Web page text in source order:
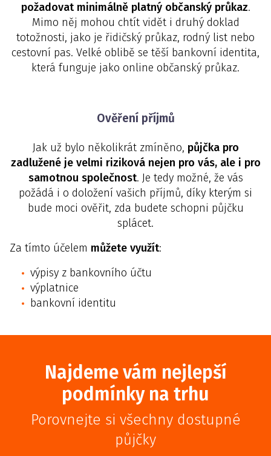
požadovat minimálně platný občanský průkaz.
Mimo něj mohou chtít vidět i druhý doklad
totožnosti, jako je řidičský průkaz, rodný list nebo
cestovní pas. Velké oblibě se těší bankovní identita,
která funguje jako online občanský průkaz.
Ověření příjmů
Jak už bylo několikrát zmíněno, půjčka pro
zadlužené je velmi riziková nejen pro vás, ale i pro
samotnou společnost. Je tedy možné, že vás
požádá i o doložení vašich příjmů, díky kterým si
bude moci ověřit, zda budete schopni půjčku
splácet.
Za tímto účelem můžete využít:
výpisy z bankovního účtu
výplatnice
bankovní identitu
Najdeme vám nejlepší
podmínky na trhu
Porovnejte si všechny dostupné
půjčky